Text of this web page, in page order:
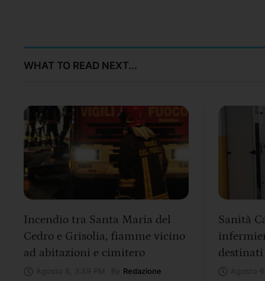
WHAT TO READ NEXT...
Incendio tra Santa Maria del
Cedro e Grisolia, fiamme vicino
ad abitazioni e cimitero
Redazione
Sanità
destinati